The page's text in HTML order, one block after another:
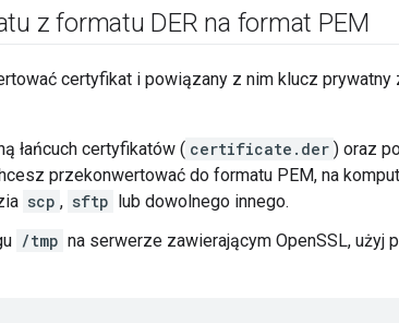
z formatu DER na format PEM
certyfikat i powiązany z nim klucz prywatny
łańcuch certyfikatów ( certificate.der ) oraz
przekonwertować do formatu PEM, na
scp , sftp lub dowolnego innego.
/tmp na serwerze zawierającym OpenSSL, użyj